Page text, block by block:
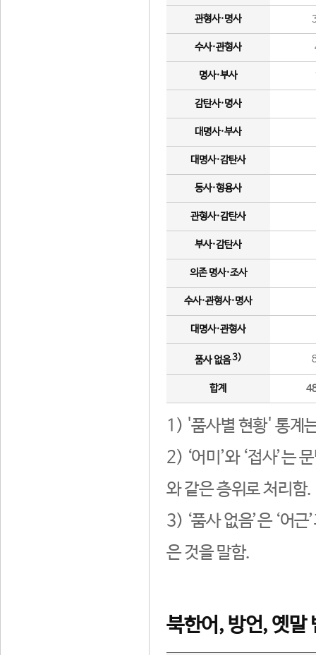
관형사·명사
수사·관형사
명사·부사
감탄사·명사
대명사·부사
대명사·감탄사
동사·형용사
관형사·감탄사
부사·감탄사
의존 명사·조사
수사·관형사·명사
대명사·관형사
품사 없음3)
합계
1) '품사별 현황' 통계
2) ‘어미’와 ‘접사’는
와 같은 층위로 처리함.
3) ‘품사 없음’은 ‘어
은 것을 말함.
북한어, 방언, 옛말